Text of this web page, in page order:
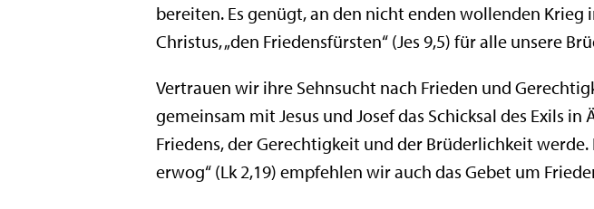
bereiten. Es genügt, an den nicht enden wollenden
Christus, „den Friedensfürsten“ (Jes 9,5) für alle unsere
Vertrauen wir ihre Sehnsucht nach Frieden und
gemeinsam mit Jesus und Josef das Schicksal des Exils
Friedens, der Gerechtigkeit und der Brüderlichkeit
erwog“ (Lk 2,19) empfehlen wir auch das Gebet um